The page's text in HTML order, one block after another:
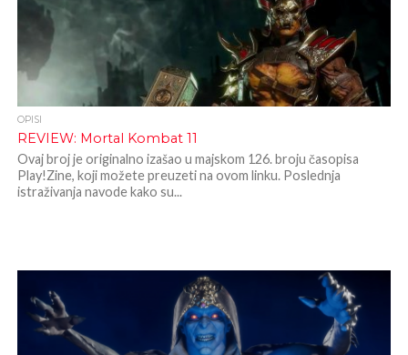
OPISI
REVIEW: Mortal Kombat 11
Ovaj broj je originalno izašao u majskom 126. broju časopisa
Play!Zine, koji možete preuzeti na ovom linku. Poslednja
istraživanja navode kako su...